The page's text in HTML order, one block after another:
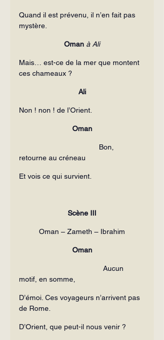
Quand il est prévenu, il n’en fait pas
mystère.
Oman à Ali
Mais… est-ce de la mer que montent
ces chameaux ?
Ali
Non ! non ! de l’Orient.
Oman
Bon,
retourne au créneau
Et vois ce qui survient.
Scène III
Oman – Zameth – Ibrahim
Oman
Aucun
motif, en somme,
D’émoi. Ces voyageurs n’arrivent pas
de Rome.
D’Orient, que peut-il nous venir ?